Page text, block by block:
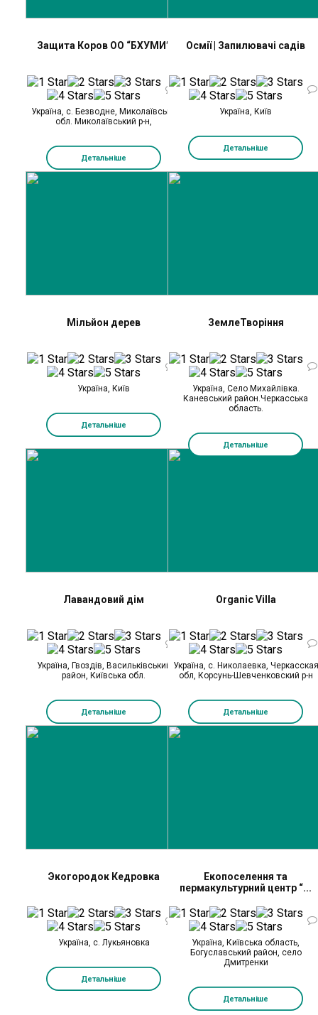
Защита Коров ОО “БХУМИ”
0
Україна, с. Безводне, Миколаївська
обл. Миколаївський р-н,
Детальніше
Осмії | Запилювачі садів
Україна, Київ
Детальніше
Мільйон дерев
0
Україна, Київ
Детальніше
ЗемлеТворіння
Україна, Село Михайлівка.
Каневський район.Черкасська
область.
Детальніше
Лавандовий дім
0
Україна, Гвоздів, Васильківський
район, Київська обл.
Детальніше
Organic Villa
Україна, с. Николаевка, Черкасская
обл, Корсунь-Шевченковский р-н
Детальніше
Экогородок Кедровка
0
Україна, с. Лукьяновка
Детальніше
Екопоселення та
пермакультурний центр “...
Україна, Київська область,
Богуславський район, село
Дмитренки
Детальніше